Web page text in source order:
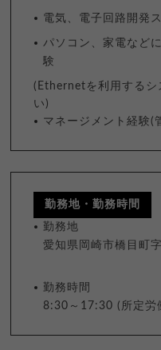
電気、電子回路開発
パソコン、家電など
験
(Ethernetを利用するシ
い)
マネージメント経験(
勤務地・勤務時間
勤務地
愛知県岡崎市橋目町
勤務時間
8:30～17:30 (所定労